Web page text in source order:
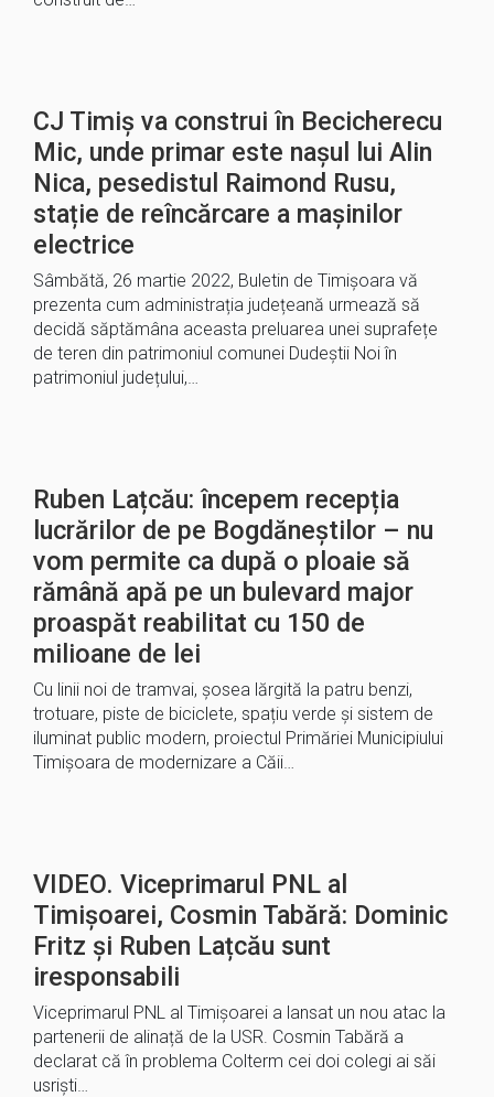
CJ Timiș va construi în Becicherecu
Mic, unde primar este nașul lui Alin
Nica, pesedistul Raimond Rusu,
stație de reîncărcare a mașinilor
electrice
Sâmbătă, 26 martie 2022, Buletin de Timișoara vă
prezenta cum administrația județeană urmează să
decidă săptămâna aceasta preluarea unei suprafețe
de teren din patrimoniul comunei Dudeștii Noi în
patrimoniul județului,…
Ruben Lațcău: începem recepția
lucrărilor de pe Bogdăneștilor – nu
vom permite ca după o ploaie să
rămână apă pe un bulevard major
proaspăt reabilitat cu 150 de
milioane de lei
Cu linii noi de tramvai, șosea lărgită la patru benzi,
trotuare, piste de biciclete, spațiu verde și sistem de
iluminat public modern, proiectul Primăriei Municipiului
Timișoara de modernizare a Căii…
VIDEO. Viceprimarul PNL al
Timișoarei, Cosmin Tabără: Dominic
Fritz și Ruben Lațcău sunt
iresponsabili
Viceprimarul PNL al Timișoarei a lansat un nou atac la
partenerii de alinață de la USR. Cosmin Tabără a
declarat că în problema Colterm cei doi colegi ai săi
usriști…